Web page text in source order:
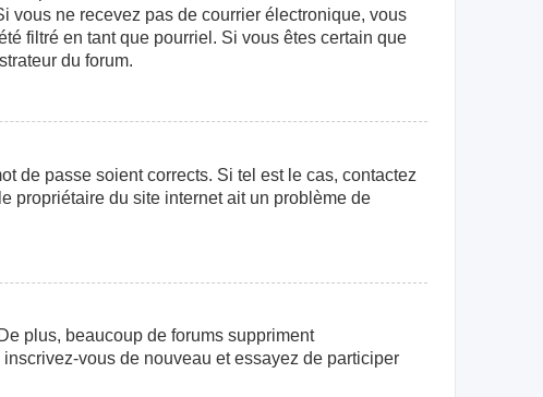
vous ne recevez pas de courrier électronique, vous
filtré en tant que pourriel. Si vous êtes certain que
du forum.
de passe soient corrects. Si tel est le cas, contactez
propriétaire du site internet ait un problème de
plus, beaucoup de forums suppriment
vous de nouveau et essayez de participer